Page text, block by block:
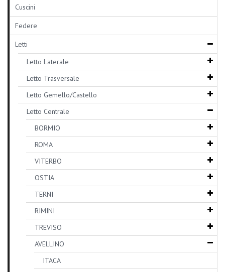
Cuscini
Federe
Letti
Letto Laterale
Letto Trasversale
Letto Gemello/Castello
Letto Centrale
BORMIO
ROMA
VITERBO
OSTIA
TERNI
RIMINI
TREVISO
AVELLINO
ITACA